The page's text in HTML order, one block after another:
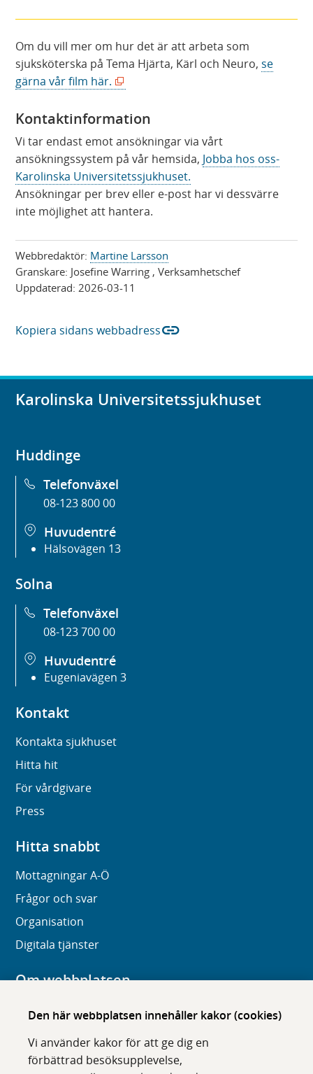
Den här webbplatsen innehåller kakor (cookies)
Vi använder kakor för att ge dig en
förbättrad besöksupplevelse,
Om du vill mer om hur det är att arbeta som
sjuksköterska på Tema Hjärta, Kärl och Neuro,se
gärna vår film här.
p
n
a
s
i
n
y
t
t
f
n
e
r
Kontaktinformation
Vi tar endast emot ansökningar via vårt
ansökningssystem på vår hemsida, Jobba hos oss-
Karolinska Universitetssjukhuset.
Ansökningar per brev eller e-post har vi dessvärre
inte möjlighet att hantera.
Webbredaktör: Martine Larsson
Granskare: Josefine Warring , Verksamhetschef
Uppdaterad: 2026-03-11
Kopiera sidans webbadresslink
Karolinska Universitetssjukhuset
Huddinge
Telefonväxel
08-123 800 00
Huvudentré
Hälsovägen 13
Solna
Telefonväxel
08-123 700 00
Huvudentré
Eugeniavägen 3
Kontakt
Kontakta sjukhuset
Hitta hit
För vårdgivare
Press
Hitta snabbt
Mottagningar A-Ö
Frågor och svar
Organisation
Digitala tjänster
Om webbplatsen
Om karolinska.se
Tillgänglighet